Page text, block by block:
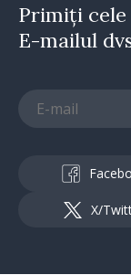
Primiți
E-mailul
X/